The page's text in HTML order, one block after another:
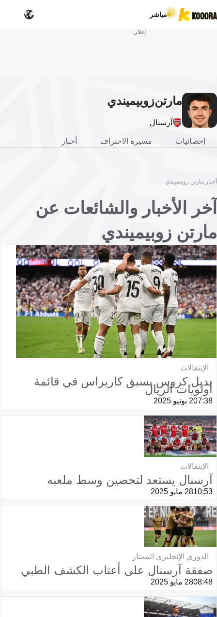
مباشر
إعلان
مارتنزوبيميندي
آرسنال
إحصائيات مسيرة الاحتراف أخبار
أخبار مارتن زوبيميندي
آخر الأخبار والشائعات عن
مارتن زوبيميندي
الإنتقالات
بديل كروس يسبق كاريراس في قائمة
أولويات الريال
07:382 يونيو 2025
الإنتقالات
آرسنال يستعد لتحصين وسط ملعبه
10:5328 مايو 2025
الدوري الإنجليزي الممتاز
صفقة آرسنال على أعتاب الكشف الطبي
08:4828 مايو 2025